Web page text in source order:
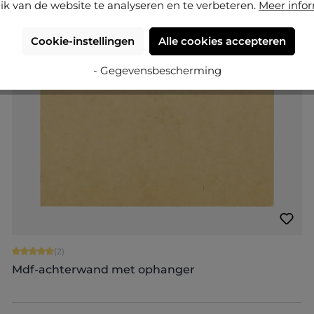
Gemiddelde waardering van 5 van 5 sterren
(2)
Mdf-achterwand met ophanger
van de website te analyseren en te verbeteren. Meer
Cookie-instellingen Alle cookies accepteren
- Gegevensbescherming